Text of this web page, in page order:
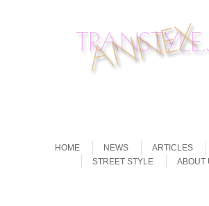
HOME
NEWS ARTICLES
STREET STYLE
ABOUT